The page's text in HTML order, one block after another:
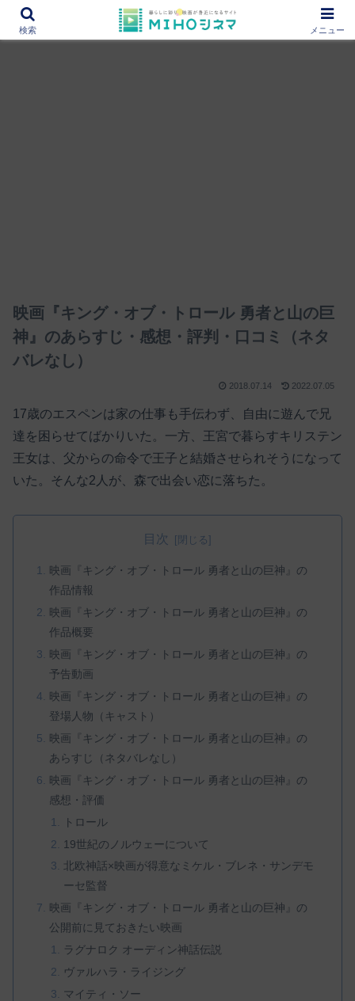
12000作品を紹介！あなたの映画図書館『MIHOシネマ』
映画『キング・オブ・トロール 勇者と山の巨
神』のあらすじ・感想・評判・口コミ（ネタ
バレなし）
2018.07.14 2022.07.05
17歳のエスペンは家の仕事も手伝わず、自由に遊んで兄
達を困らせてばかりいた。一方、王宮で暮らすキリステン
王女は、父からの命令で王子と結婚させられそうになって
いた。そんな2人が、森で出会い恋に落ちた。
目次
映画『キング・オブ・トロール 勇者と山の巨神』の
作品情報
映画『キング・オブ・トロール 勇者と山の巨神』の
作品概要
映画『キング・オブ・トロール 勇者と山の巨神』の
予告動画
映画『キング・オブ・トロール 勇者と山の巨神』の
登場人物（キャスト）
映画『キング・オブ・トロール 勇者と山の巨神』の
あらすじ（ネタバレなし）
映画『キング・オブ・トロール 勇者と山の巨神』の
感想・評価
トロール
19世紀のノルウェーについて
北欧神話×映画が得意なミケル・ブレネ・サンデモ
ーセ監督
映画『キング・オブ・トロール 勇者と山の巨神』の
公開前に見ておきたい映画
ラグナロク オーディン神話伝説
ヴァルハラ・ライジング
マイティ・ソー
検索 メニュー